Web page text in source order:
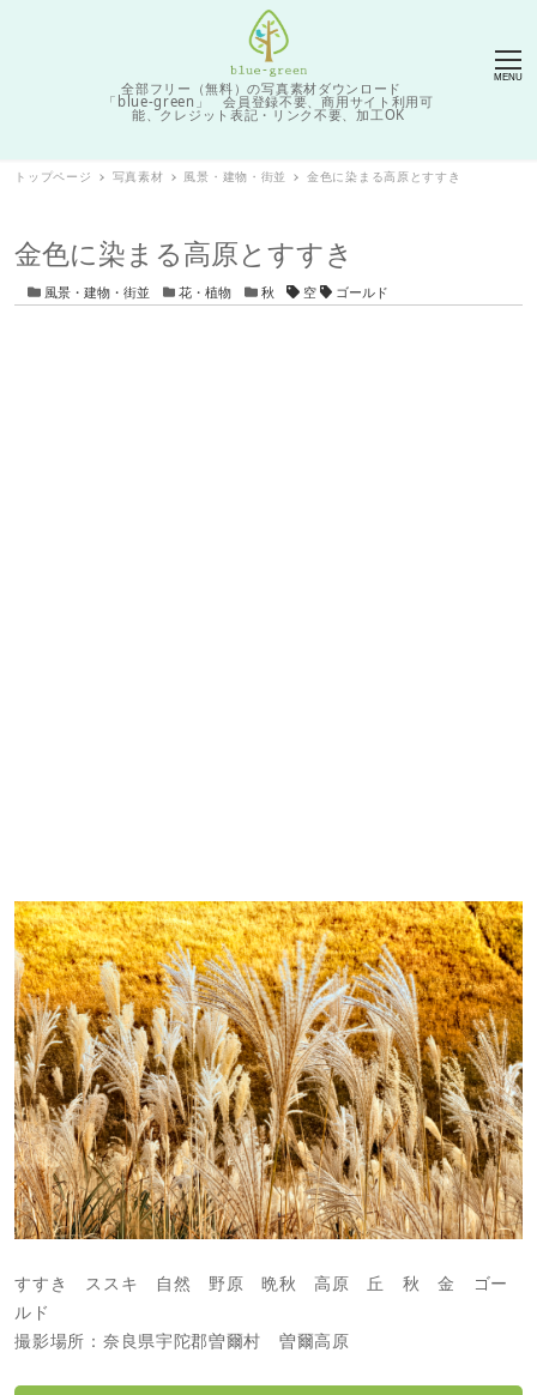
全部フリー（無料）の写真素材ダウンロード
「blue-green」 会員登録不要、商用サイト利用可
能、クレジット表記・リンク不要、加工OK
MENU
トップページ 写真素材 風景・建物・街並 金色に染まる高原とすすき
金色に染まる高原とすすき
カテゴリー
風景・建物・街並 カテゴリー
花・植物 カテゴリー
秋 タグ
空 ゴールド
すすき ススキ 自然 野原 晩秋 高原 丘 秋 金 ゴー
ルド
撮影場所：奈良県宇陀郡曽爾村 曽爾高原